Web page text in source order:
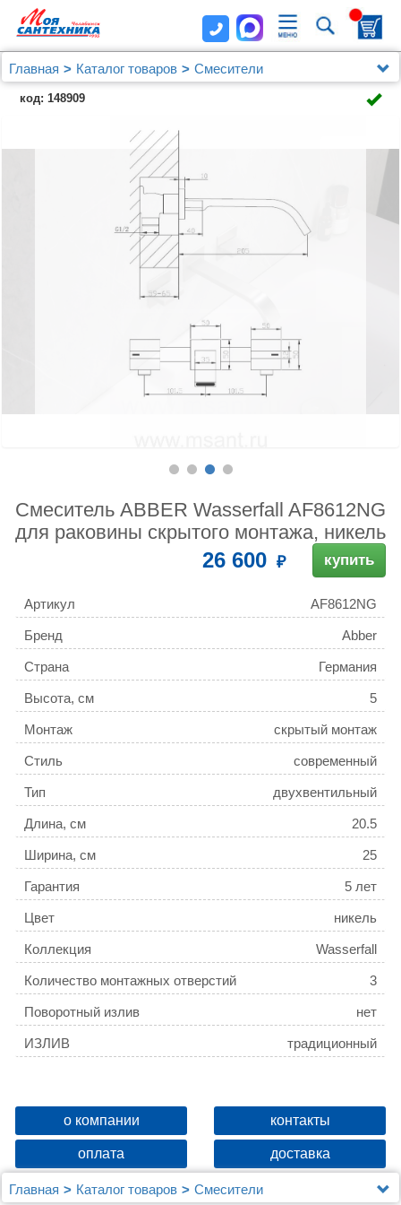
Главная Каталог товаров
Смесители
Смеситель ABBER Wasserfall AF8612NG для
раковины скрытого монтажа, никель
код: 148909
Смеситель ABBER Wasserfall AF8612NG
для раковины скрытого монтажа, никель
26 600 купить
Артикул AF8612NG
Бренд Abber
Страна Германия
Высота, см 5
Монтаж скрытый монтаж
Стиль современный
Тип двухвентильный
Длина, см 20.5
Ширина, см 25
Гарантия 5 лет
Цвет никель
Коллекция Wasserfall
Количество монтажных отверстий 3
Поворотный излив нет
ИЗЛИВ традиционный
о компании контакты
оплата доставка
Главная Каталог товаров
Смесители